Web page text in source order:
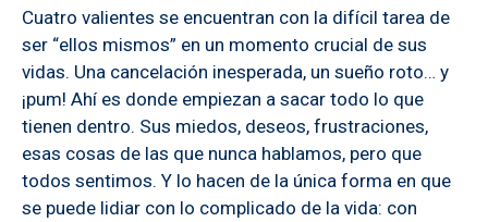
Cuatro valientes se encuentran con la difícil tarea de
ser “ellos mismos” en un momento crucial de sus
vidas. Una cancelación inesperada, un sueño roto… y
¡pum! Ahí es donde empiezan a sacar todo lo que
tienen dentro. Sus miedos, deseos, frustraciones,
esas cosas de las que nunca hablamos, pero que
todos sentimos. Y lo hacen de la única forma en que
se puede lidiar con lo complicado de la vida: con